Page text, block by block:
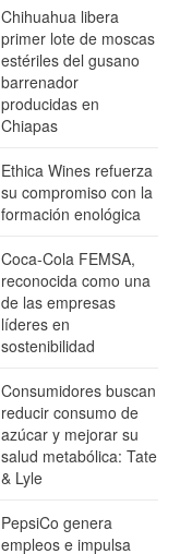
Chihuahua libera
primer lote de moscas
estériles del gusano
barrenador
producidas en
Chiapas
Ethica Wines refuerza
su compromiso con la
formación enológica
Coca-Cola FEMSA,
reconocida como una
de las empresas
líderes en
sostenibilidad
Consumidores buscan
reducir consumo de
azúcar y mejorar su
salud metabólica: Tate
& Lyle
PepsiCo genera
empleos e impulsa